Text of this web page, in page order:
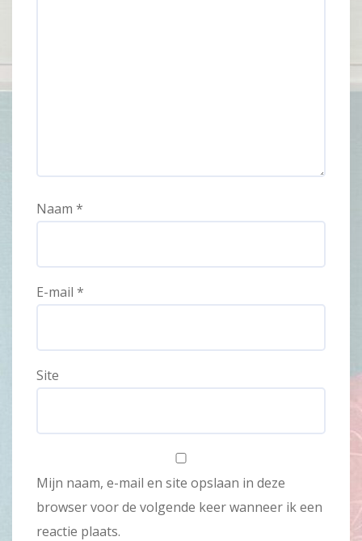
Naam *
E-mail *
Site
Mijn naam, e-mail en site opslaan in deze
browser voor de volgende keer wanneer ik een
reactie plaats.